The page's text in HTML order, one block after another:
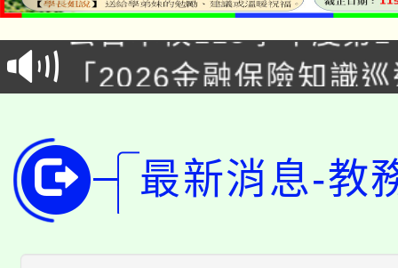
公告本校115學年度第
代理(課)教師甄選結果
「2026金融保險知識
生本土語及新住民語歌
公告本校115學年度第
代理(課)教師甄選結果(
公告本校115學年度第
代理(課)教師甄選結果(
最新消息-教